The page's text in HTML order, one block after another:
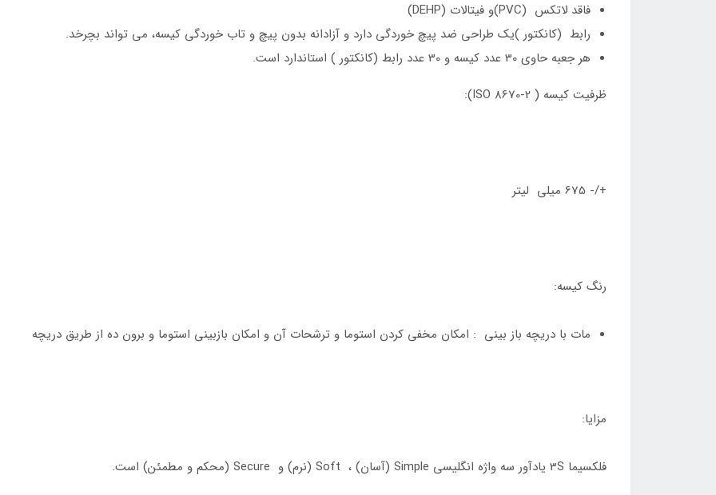
فاقد لاتکس (PVC)و فیتالات (DEHP)
رابط (کانکتور )یک طراحی ضد پیچ خوردگی دارد و آزادانه بدون پیچ و تاب خوردگی کیسه، می تواند بچرخد.
هر جعبه حاوی 30 عدد کیسه و 30 عدد رابط (کانکتور ) استاندارد است.
ظرفیت کیسه ( ISO 8670-2):
+/- 675 میلی لیتر
رنگ کیسه:
مات با دریچه باز بینی : امکان مخفی کردن استوما و ترشحات آن و امکان بازبینی استوما و برون ده از طریق دریچه
مزایا:
فلکسیما 3S یادآور سه واژه انگلیسی Simple (آسان) ، Soft (نرم) و Secure (محکم و مطمئن) است.